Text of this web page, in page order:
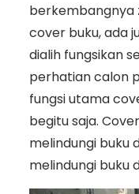
berkembangnya
cover buku, ada
dialih fungsikan
perhatian calon
fungsi utama
begitu saja.
melindungi buku
melindungi buku